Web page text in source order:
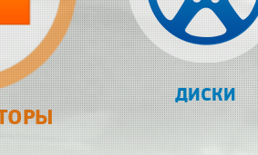
ДИСКИ